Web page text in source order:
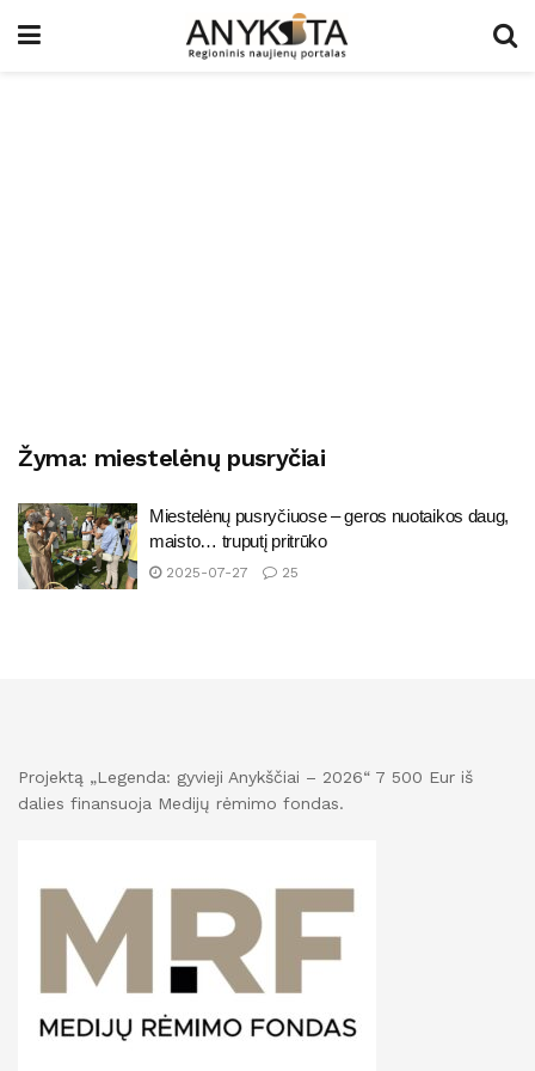
Žyma: miestelėnų pusryčiai
Miestelėnų pusryčiuose – geros nuotaikos daug,
maisto… truputį pritrūko
2025-07-27 25
Projektą „Legenda: gyvieji Anykščiai – 2026“ 7 500 Eur iš
dalies finansuoja Medijų rėmimo fondas.